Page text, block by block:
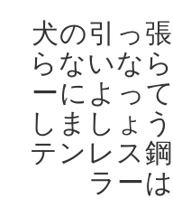
犬の引っ
らないな
ーによっ
しましょう
テンレス
ラー